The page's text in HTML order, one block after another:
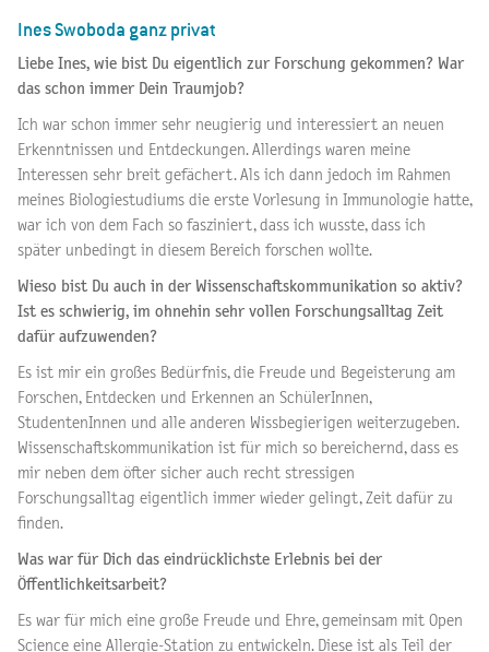
Ines Swoboda ganz privat
Liebe Ines, wie bist Du eigentlich zur Forschung gekommen? War
das schon immer Dein Traumjob?
Ich war schon immer sehr neugierig und interessiert an neuen
Erkenntnissen und Entdeckungen. Allerdings waren meine
Interessen sehr breit gefächert. Als ich dann jedoch im Rahmen
meines Biologiestudiums die erste Vorlesung in Immunologie hatte,
war ich von dem Fach so fasziniert, dass ich wusste, dass ich
später unbedingt in diesem Bereich forschen wollte.
Wieso bist Du auch in der Wissenschaftskommunikation so aktiv?
Ist es schwierig, im ohnehin sehr vollen Forschungsalltag Zeit
dafür aufzuwenden?
Es ist mir ein großes Bedürfnis, die Freude und Begeisterung am
Forschen, Entdecken und Erkennen an SchülerInnen,
StudentenInnen und alle anderen Wissbegierigen weiterzugeben.
Wissenschaftskommunikation ist für mich so bereichernd, dass es
mir neben dem öfter sicher auch recht stressigen
Forschungsalltag eigentlich immer wieder gelingt, Zeit dafür zu
finden.
Was war für Dich das eindrücklichste Erlebnis bei der
Öffentlichkeitsarbeit?
Es war für mich eine große Freude und Ehre, gemeinsam mit Open
Science eine Allergie-Station zu entwickeln. Diese ist als Teil der